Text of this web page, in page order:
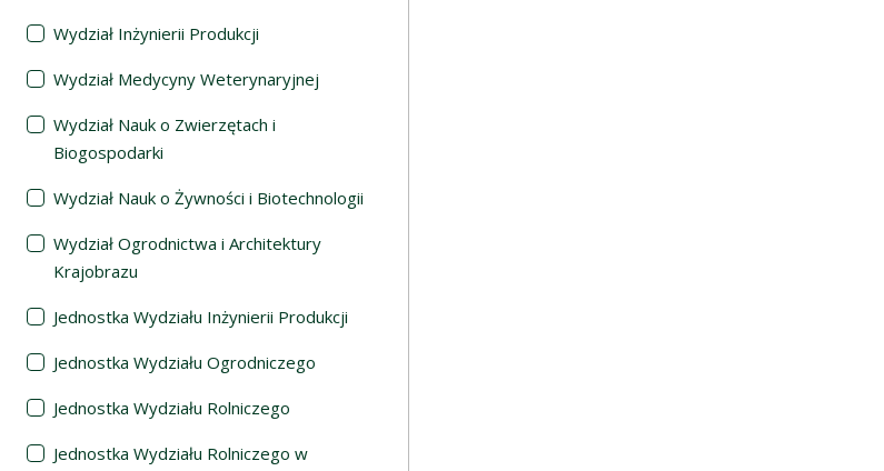
Wydział Inżynierii Produkcji
Wydział Medycyny Weterynaryjnej
Wydział Nauk o Zwierzętach i
Biogospodarki
Wydział Nauk o Żywności i Biotechnologii
Wydział Ogrodnictwa i Architektury
Krajobrazu
Jednostka Wydziału Inżynierii Produkcji
Jednostka Wydziału Ogrodniczego
Jednostka Wydziału Rolniczego
Jednostka Wydziału Rolniczego w